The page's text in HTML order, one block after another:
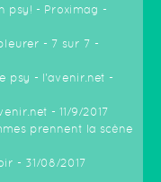
psy! - Proximag -
- 7 sur 7 -
psy - l'avenir.net -
- 11/9/2017
prennent la scène
- 31/08/2017